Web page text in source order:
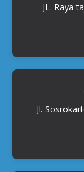
JL. Raya
Jl.